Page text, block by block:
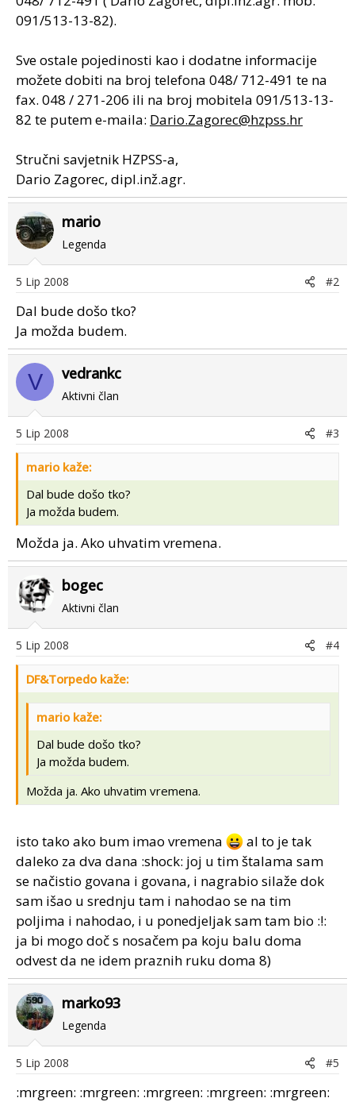
091/513-13-82).
Sve ostale pojedinosti kao i dodatne informacije
možete dobiti na broj telefona 048/ 712-491 te na
fax. 048 / 271-206 ili na broj mobitela 091/513-13-
82 te putem e-maila: Dario.Zagorec@hzpss.hr
Stručni savjetnik HZPSS-a,
Dario Zagorec, dipl.inž.agr.
mario
Legenda
5 Lip 2008 #2
Dal bude došo tko?
Ja možda budem.
V vedrankc
Aktivni član
5 Lip 2008 #3
mario kaže:
Dal bude došo tko?
Ja možda budem.
Možda ja. Ako uhvatim vremena.
bogec
Aktivni član
5 Lip 2008 #4
DF&Torpedo kaže:
mario kaže:
Dal bude došo tko?
Ja možda budem.
Možda ja. Ako uhvatim vremena.
isto tako ako bum imao vremena
al to je tak
daleko za dva dana :shock: joj u tim štalama sam
se načistio govana i govana, i nagrabio silaže dok
sam išao u srednju tam i nahodao se na tim
poljima i nahodao, i u ponedjeljak sam tam bio :!:
ja bi mogo doč s nosačem pa koju balu doma
odvest da ne idem praznih ruku doma 8)
marko93
Legenda
5 Lip 2008 #5
:mrgreen: :mrgreen: :mrgreen: :mrgreen: :mrgreen: